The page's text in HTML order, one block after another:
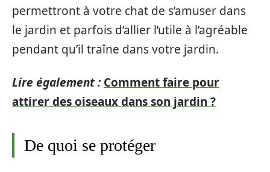
permettront à votre chat de s’amuser dans
le jardin et parfois d’allier l’utile à l’agréable
pendant qu’il traîne dans votre jardin.
Lire également : Comment faire pour
attirer des oiseaux dans son jardin ?
De quoi se protéger